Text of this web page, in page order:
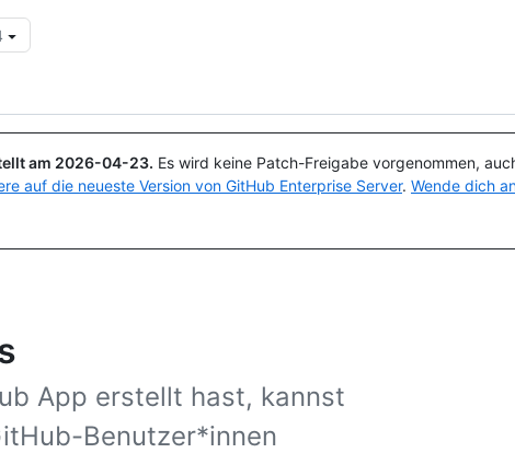
am 2026-04-23. Es wird keine Patch-Freigabe vorgenommen,
auf die neueste Version von GitHub Enterprise Server. Wende dich
App erstellt hast, kannst
Benutzer*innen